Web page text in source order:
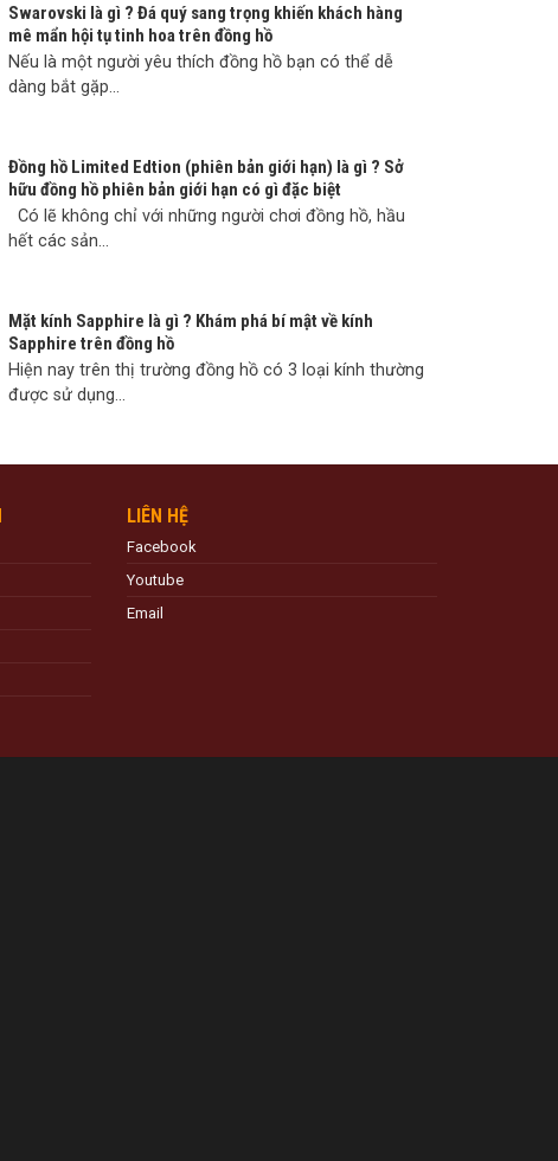
Swarovski là gì ? Đá quý sang trọng khiến khách hàng
mê mẩn hội tụ tinh hoa trên đồng hồ
Nếu là một người yêu thích đồng hồ bạn có thể dễ
dàng bắt gặp...
Đồng hồ Limited Edtion (phiên bản giới hạn) là gì ? Sở
hữu đồng hồ phiên bản giới hạn có gì đặc biệt
Có lẽ không chỉ với những người chơi đồng hồ, hầu
hết các sản...
Mặt kính Sapphire là gì ? Khám phá bí mật về kính
Sapphire trên đồng hồ
Hiện nay trên thị trường đồng hồ có 3 loại kính thường
được sử dụng...
LIÊN HỆ
Facebook
Youtube
Email